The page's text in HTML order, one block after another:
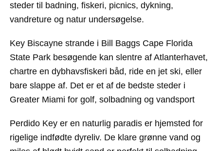
steder til badning, fiskeri, picnics, dykning,
vandreture og natur undersøgelse.
Key Biscayne strande i Bill Baggs Cape Florida
State Park besøgende kan slentre af Atlanterhavet,
chartre en dybhavsfiskeri båd, ride en jet ski, eller
bare slappe af. Det er et af de bedste steder i
Greater Miami for golf, solbadning og vandsport
Perdido Key er en naturlig paradis er hjemsted for
rigelige indfødte dyreliv. De klare grønne vand og